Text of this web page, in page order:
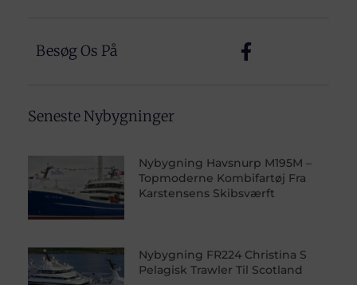
Besøg Os På
Seneste Nybygninger
Nybygning Havsnurp M195M –
Topmoderne Kombifartøj Fra
Karstensens Skibsværft
Nybygning FR224 Christina S
Pelagisk Trawler Til Scotland